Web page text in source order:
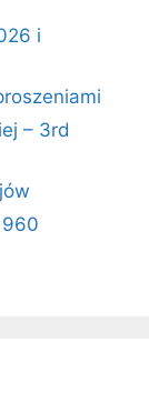
i
– 3rd